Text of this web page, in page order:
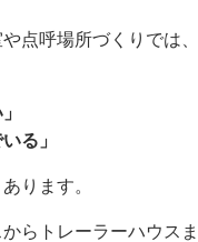
点呼場所づくりでは、
る」
ります。
らトレーラーハウス